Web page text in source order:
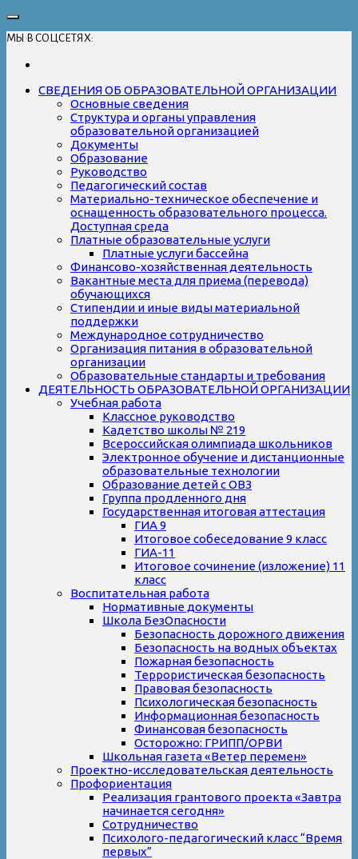
МЫ В СОЦСЕТЯХ:
СВЕДЕНИЯ ОБ ОБРАЗОВАТЕЛЬНОЙ ОРГАНИЗАЦИИ
Основные сведения
Структура и органы управления
образовательной организацией
Документы
Образование
Руководство
Педагогический состав
Материально-техническое обеспечение и
оснащенность образовательного процесса.
Доступная среда
Платные образовательные услуги
Платные услуги бассейна
Финансово-хозяйственная деятельность
Вакантные места для приема (перевода)
обучающихся
Стипендии и иные виды материальной
поддержки
Международное сотрудничество
Организация питания в образовательной
организации
Образовательные стандарты и требования
ДЕЯТЕЛЬНОСТЬ ОБРАЗОВАТЕЛЬНОЙ ОРГАНИЗАЦИИ
Учебная работа
Классное руководство
Кадетство школы № 219
Всероссийская олимпиада школьников
Электронное обучение и дистанционные
образовательные технологии
Образование детей с ОВЗ
Группа продленного дня
Государственная итоговая аттестация
ГИА 9
Итоговое собеседование 9 класс
ГИА-11
Итоговое сочинение (изложение) 11
класс
Воспитательная работа
Нормативные документы
Школа БезОпасности
Безопасность дорожного движения
Безопасность на водных объектах
Пожарная безопасность
Террористическая безопасность
Правовая безопасность
Психологическая безопасность
Информационная безопасность
Финансовая безопасность
Осторожно: ГРИПП/ОРВИ
Школьная газета «Ветер перемен»
Проектно-исследовательская деятельность
Профориентация
Реализация грантового проекта «Завтра
начинается сегодня»
Сотрудничество
Психолого-педагогический класс “Время
первых”